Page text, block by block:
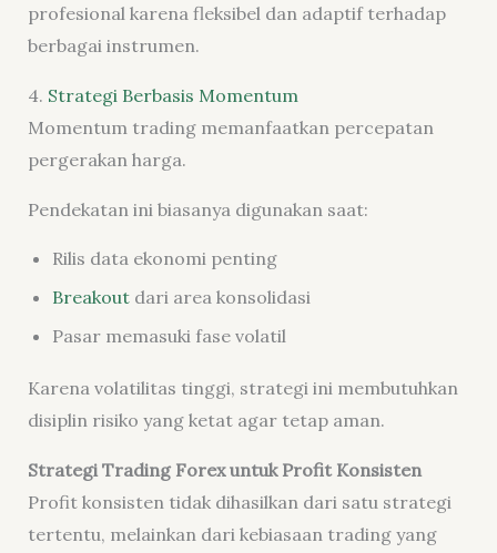
profesional karena fleksibel dan adaptif terhadap
berbagai instrumen.
4. Strategi Berbasis Momentum
Momentum trading memanfaatkan percepatan
pergerakan harga.
Pendekatan ini biasanya digunakan saat:
Rilis data ekonomi penting
Breakoutdari area konsolidasi
Pasar memasuki fase volatil
Karena volatilitas tinggi, strategi ini membutuhkan
disiplin risiko yang ketat agar tetap aman.
Strategi Trading Forex untuk Profit Konsisten
Profit konsisten tidak dihasilkan dari satu strategi
tertentu, melainkan dari kebiasaan trading yang